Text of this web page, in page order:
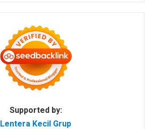
Supported by:
Lentera Kecil Grup